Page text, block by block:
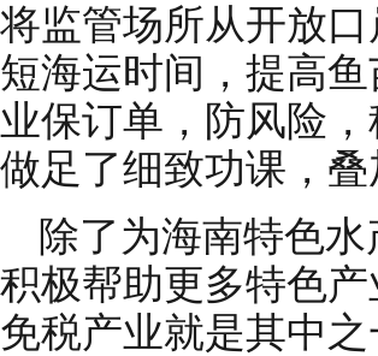
将监管场所从开放
短海运时间，提高
业保订单，防风险
做足了细致功课，
除了为海南特色
积极帮助更多特色
免税产业就是其中